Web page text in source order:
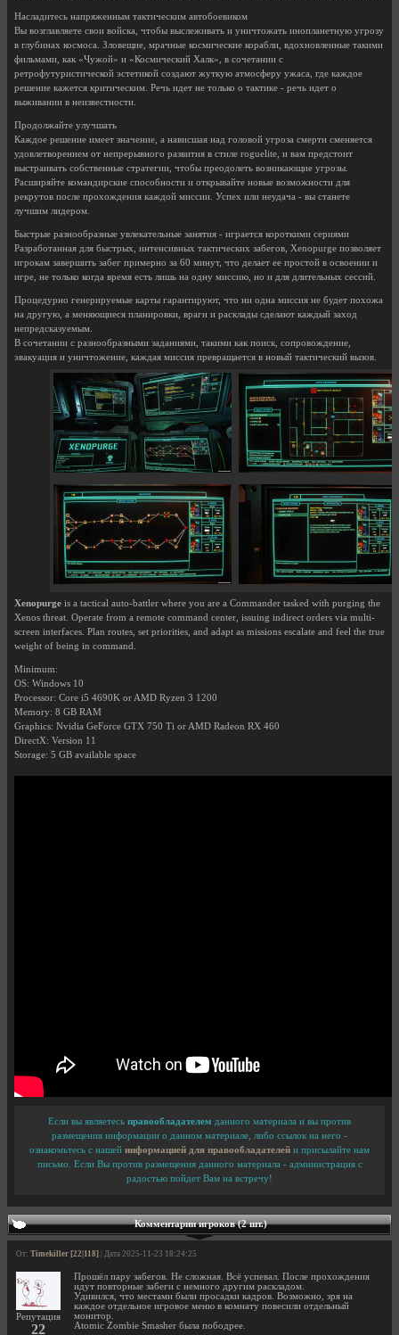
Насладитесь напряженным тактическим автобоевиком
Вы возглавляете свои войска, чтобы выслеживать и уничтожать инопланетную угрозу
в глубинах космоса. Зловещие, мрачные космические корабли, вдохновленные такими
фильмами, как «Чужой» и «Космический Халк», в сочетании с
ретрофутуристической эстетикой создают жуткую атмосферу ужаса, где каждое
решение кажется критическим. Речь идет не только о тактике - речь идет о
выживании в неизвестности.
Продолжайте улучшать
Каждое решение имеет значение, а нависшая над головой угроза смерти сменяется
удовлетворением от непрерывного развития в стиле roguelite, и вам предстоит
выстраивать собственные стратегии, чтобы преодолеть возникающие угрозы.
Расширяйте командирские способности и открывайте новые возможности для
рекрутов после прохождения каждой миссии. Успех или неудача - вы станете
лучшим лидером.
Быстрые разнообразные увлекательные занятия - играется короткими сериями
Разработанная для быстрых, интенсивных тактических забегов, Xenopurge позволяет
игрокам завершить забег примерно за 60 минут, что делает ее простой в освоении и
игре, не только когда время есть лишь на одну миссию, но и для длительных сессий.
Процедурно генерируемые карты гарантируют, что ни одна миссия не будет похожа
на другую, а меняющиеся планировки, враги и расклады сделают каждый заход
непредсказуемым.
В сочетании с разнообразными заданиями, такими как поиск, сопровождение,
эвакуация и уничтожение, каждая миссия превращается в новый тактический вызов.
Xenopurge is a tactical auto-battler where you are a Commander tasked with purging the
Xenos threat. Operate from a remote command center, issuing indirect orders via multi-
screen interfaces. Plan routes, set priorities, and adapt as missions escalate and feel the true
weight of being in command.
Minimum:
OS: Windows 10
Processor: Core i5 4690K or AMD Ryzen 3 1200
Memory: 8 GB RAM
Graphics: Nvidia GeForce GTX 750 Ti or AMD Radeon RX 460
DirectX: Version 11
Storage: 5 GB available space
Если вы являетесь правообладателем данного материала и вы против
размещения информации о данном материале, либо ссылок на него -
ознакомьтесь с нашей информацией для правообладателей и присылайте нам
письмо. Если Вы против размещения данного материала - администрация с
радостью пойдет Вам на встречу!
Комментарии игроков (2 шт.)
От: Timekiller [22|118] | Дата 2025-11-23 18:24:25
Репутация
22
Прошёл пару забегов. Не сложная. Всё успевал. После прохождения
идут повторные забеги с немного другим раскладом.
Удивился, что местами были просадки кадров. Возможно, зря на
каждое отдельное игровое меню в комнату повесили отдельный
монитор.
Atomic Zombie Smasher была пободрее.